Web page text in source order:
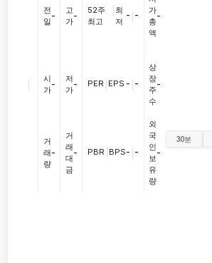
전
일
-
시
가
-
거
래
량
-
고
가
-
저
가
-
거
래
대
금
-
52주
최고
최
저
- -
PER EPS - -
PBR BPS- -
가
총
액
-
상
장
주
수
-
외
국
인
보
유
량
-
30분